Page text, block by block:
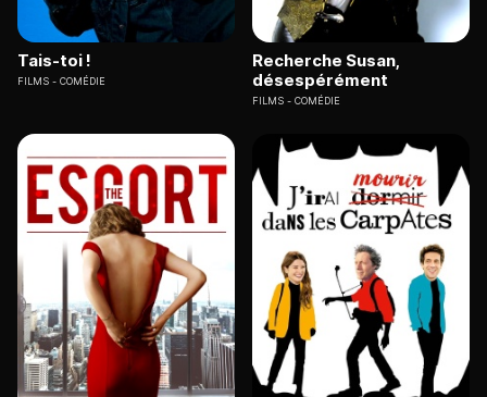
Tais-toi !
FILMS COMÉDIE
Recherche Susan,
désespérément
FILMS COMÉDIE